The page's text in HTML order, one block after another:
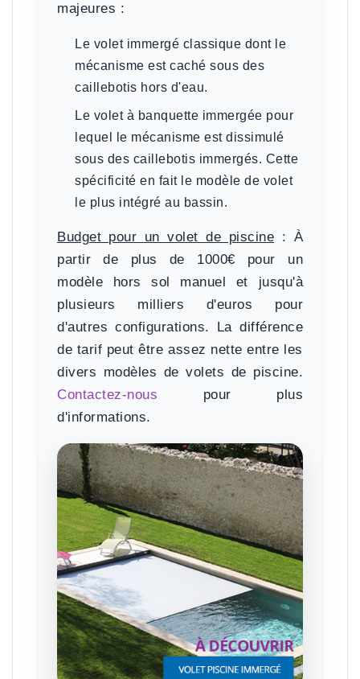
majeures :
Le volet immergé classique dont le
mécanisme est caché sous des
caillebotis hors d'eau.
Le volet à banquette immergée pour
lequel le mécanisme est dissimulé
sous des caillebotis immergés. Cette
spécificité en fait le modèle de volet
le plus intégré au bassin.
Budget pour un volet de piscine : À
partir de plus de 1000€ pour un
modèle hors sol manuel et jusqu'à
plusieurs milliers d'euros pour
d'autres configurations. La différence
de tarif peut être assez nette entre les
divers modèles de volets de piscine.
Contactez-nous pour plus
d'informations.